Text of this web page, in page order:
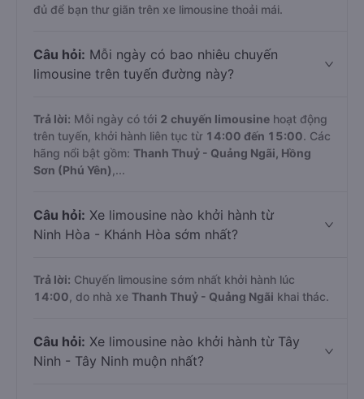
đủ để bạn thư giãn trên xe limousine thoải mái.
Câu hỏi: Mỗi ngày có bao nhiêu chuyến
limousine trên tuyến đường này?
Trả lời: Mỗi ngày có tới 2 chuyến limousine hoạt động
trên tuyến, khởi hành liên tục từ 14:00 đến 15:00. Các
hãng nổi bật gồm: Thanh Thuỷ - Quảng Ngãi, Hồng
Sơn (Phú Yên) ,...
Câu hỏi: Xe limousine nào khởi hành từ
Ninh Hòa - Khánh Hòa sớm nhất?
Trả lời: Chuyến limousine sớm nhất khởi hành lúc
14:00 , do nhà xe Thanh Thuỷ - Quảng Ngãi khai thác.
Câu hỏi: Xe limousine nào khởi hành từ Tây
Ninh - Tây Ninh muộn nhất?